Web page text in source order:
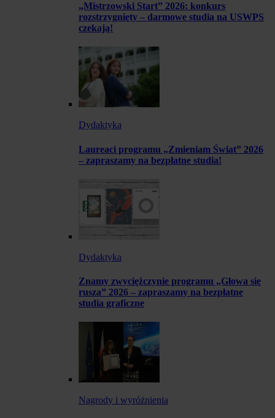
„Mistrzowski Start” 2026: konkurs
rozstrzygnięty – darmowe studia na USWPS
czekają!
Dydaktyka
Laureaci programu „Zmieniam Świat” 2026
– zapraszamy na bezpłatne studia!
Dydaktyka
Znamy zwyciężczynie programu „Głowa się
rusza” 2026 – zapraszamy na bezpłatne
studia graficzne
Nagrody i wyróżnienia